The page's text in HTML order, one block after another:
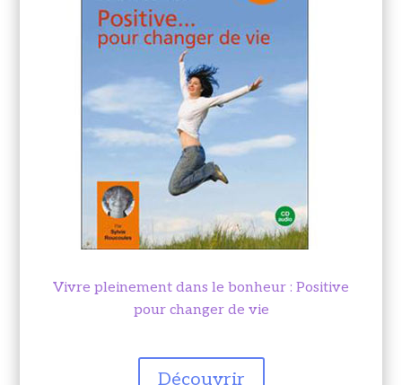
Vivre pleinement dans le bonheur : Positive
pour changer de vie
Découvrir